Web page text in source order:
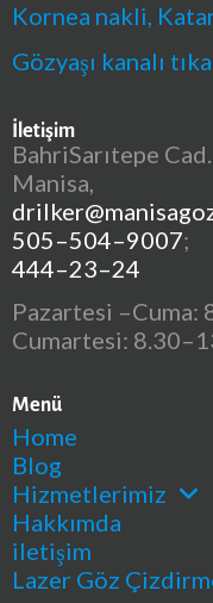
Kornea nakli,
Gözyaşı kanalı
İletişim
BahriSarıtepe
Manisa,
505–504–9007;
444–23–24
Pazartesi –Cuma:
Cumartesi:
Menü
Home
Blog
Hizmetlerimiz
Hakkımda
iletişim
Lazer Göz